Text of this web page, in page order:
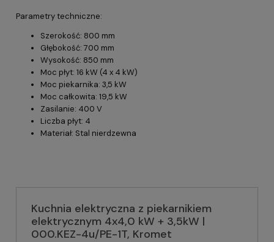
Parametry techniczne:
Szerokość: 800 mm
Głębokość: 700 mm
Wysokość: 850 mm
Moc płyt: 16 kW (4 x 4 kW)
Moc piekarnika: 3,5 kW
Moc całkowita: 19,5 kW
Zasilanie: 400 V
Liczba płyt: 4
Materiał: Stal nierdzewna
Kuchnia elektryczna z piekarnikiem
elektrycznym 4x4,0 kW + 3,5kW |
000.KEZ-4u/PE-1T, Kromet